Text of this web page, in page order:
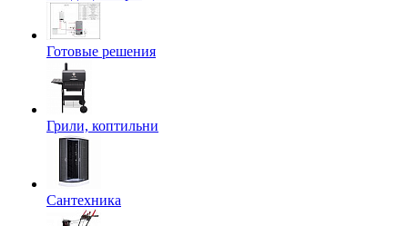
Готовые решения
Грили, коптильни
Сантехника